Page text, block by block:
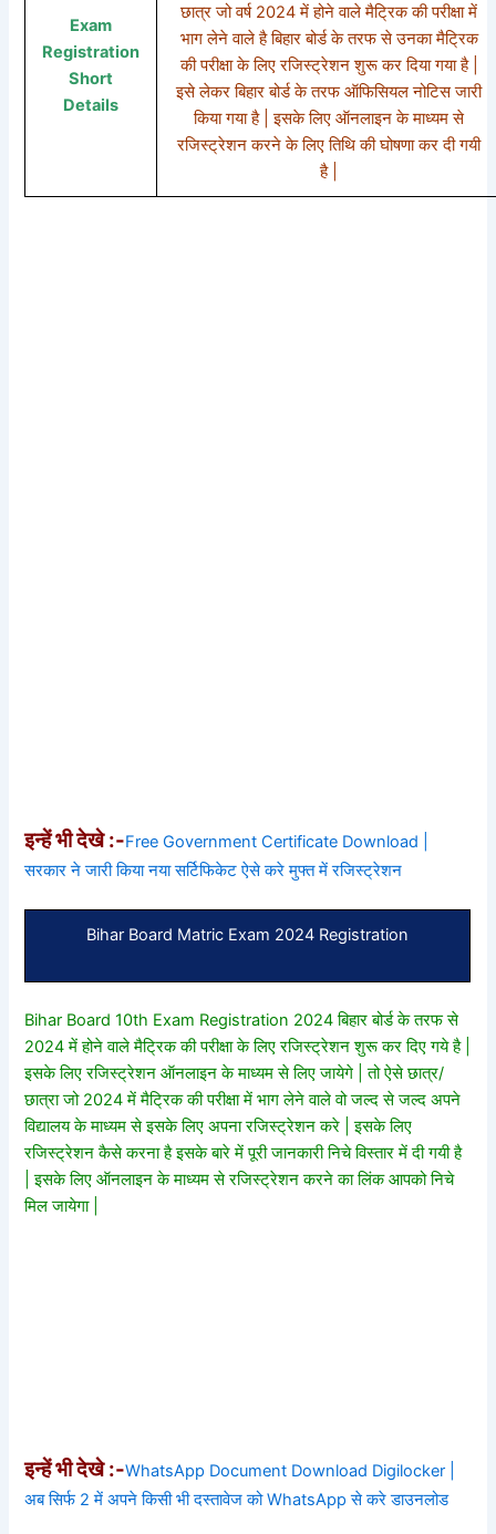
Exam
Registration
Short
Details
छात्र जो वर्ष 2024 में होने वाले मैट्रिक की परीक्षा में
भाग लेने वाले है बिहार बोर्ड के तरफ से उनका मैट्रिक
की परीक्षा के लिए रजिस्ट्रेशन शुरू कर दिया गया है |
इसे लेकर बिहार बोर्ड के तरफ ऑफिसियल नोटिस जारी
किया गया है | इसके लिए ऑनलाइन के माध्यम से
रजिस्ट्रेशन करने के लिए तिथि की घोषणा कर दी गयी
है |
इन्हें भी देखे :-Free Government Certificate Download |
सरकार ने जारी किया नया सर्टिफिकेट ऐसे करे मुफ्त में रजिस्ट्रेशन
Bihar Board Matric Exam 2024 Registration
Bihar Board 10th Exam Registration 2024 बिहार बोर्ड के तरफ से
2024 में होने वाले मैट्रिक की परीक्षा के लिए रजिस्ट्रेशन शुरू कर दिए गये है |
इसके लिए रजिस्ट्रेशन ऑनलाइन के माध्यम से लिए जायेगे | तो ऐसे छात्र/
छात्रा जो 2024 में मैट्रिक की परीक्षा में भाग लेने वाले वो जल्द से जल्द अपने
विद्यालय के माध्यम से इसके लिए अपना रजिस्ट्रेशन करे | इसके लिए
रजिस्ट्रेशन कैसे करना है इसके बारे में पूरी जानकारी निचे विस्तार में दी गयी है
| इसके लिए ऑनलाइन के माध्यम से रजिस्ट्रेशन करने का लिंक आपको निचे
मिल जायेगा |
इन्हें भी देखे :-WhatsApp Document Download Digilocker |
अब सिर्फ 2 में अपने किसी भी दस्तावेज को WhatsApp से करे डाउनलोड